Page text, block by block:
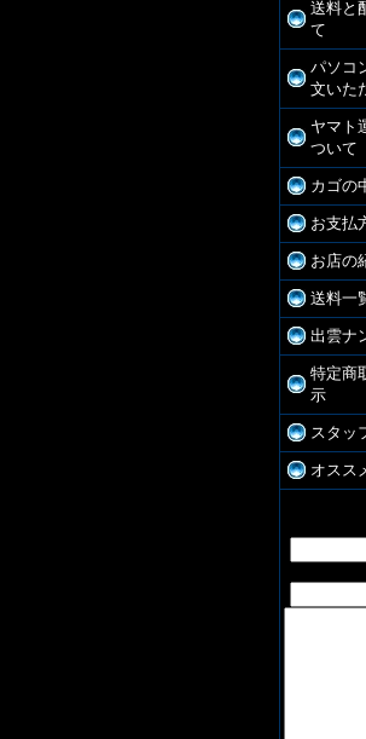
送料と
て
パソコ
文いた
ヤマト
ついて
カゴの
お支払
お店の
送料一
出雲ナ
特定商
示
スタッ
オスス